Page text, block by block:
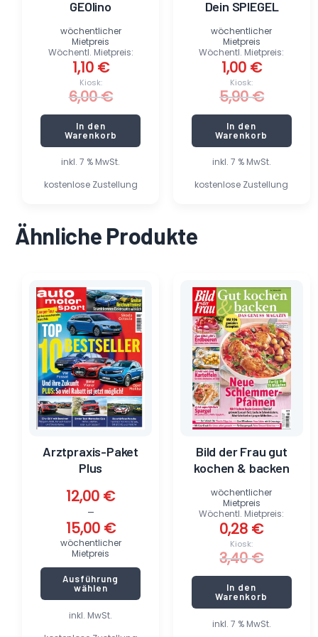
inkl. 7 % MwSt.
kostenlose Zustellung
GEOlino
Kiosk:
6,00€
Wöchentl. Mietpreis:
1,10 €
wöchentlicher
Mietpreis
In den
Warenkorb
inkl. 7 % MwSt.
kostenlose Zustellung
Dein SPIEGEL
Kiosk:
5,90€
Wöchentl. Mietpreis:
1,00 €
wöchentlicher
Mietpreis
In den
Warenkorb
Ähnliche Produkte
inkl. MwSt.
Arztpraxis-Paket
Plus
12,00 €
–
15,00 €
wöchentlicher
Mietpreis
Ausführung
wählen
Produkt
weist
mehrere
Varianten
auf.
Die
Optionen
können
auf
der
gewählt
werden
inkl. 7 % MwSt.
Bild der Frau gut
kochen & backen
Kiosk:
3,40€
Preis
war:
3,40 €
Wöchentl. Mietpreis:
0,28 €
Preis
ist:
0,28 €.
wöchentlicher
Mietpreis
In den
Warenkorb